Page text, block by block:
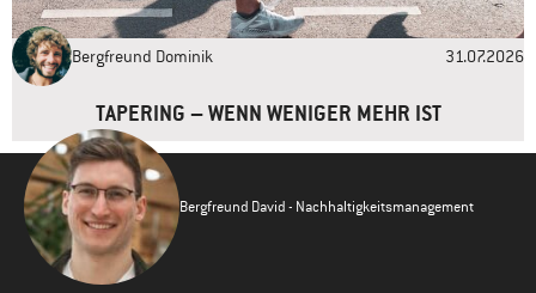
Bergfreund Dominik 31.07.2026
TAPERING – WENN WENIGER MEHR IST
Bergfreund David - Nachhaltigkeitsmanagement